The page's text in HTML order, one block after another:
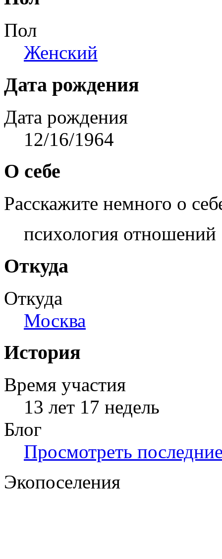
Пол
Женский
Дата рождения
Дата рождения
12/16/1964
О себе
Расскажите немного о
психология отношений
Откуда
Откуда
Москва
История
Время участия
13 лет 17 недель
Блог
Просмотреть
Экопоселения